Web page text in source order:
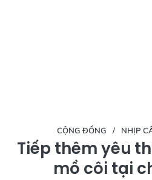
CỘNG ĐỒNG NHỊP
Tiếp thêm yêu
mồ côi tại